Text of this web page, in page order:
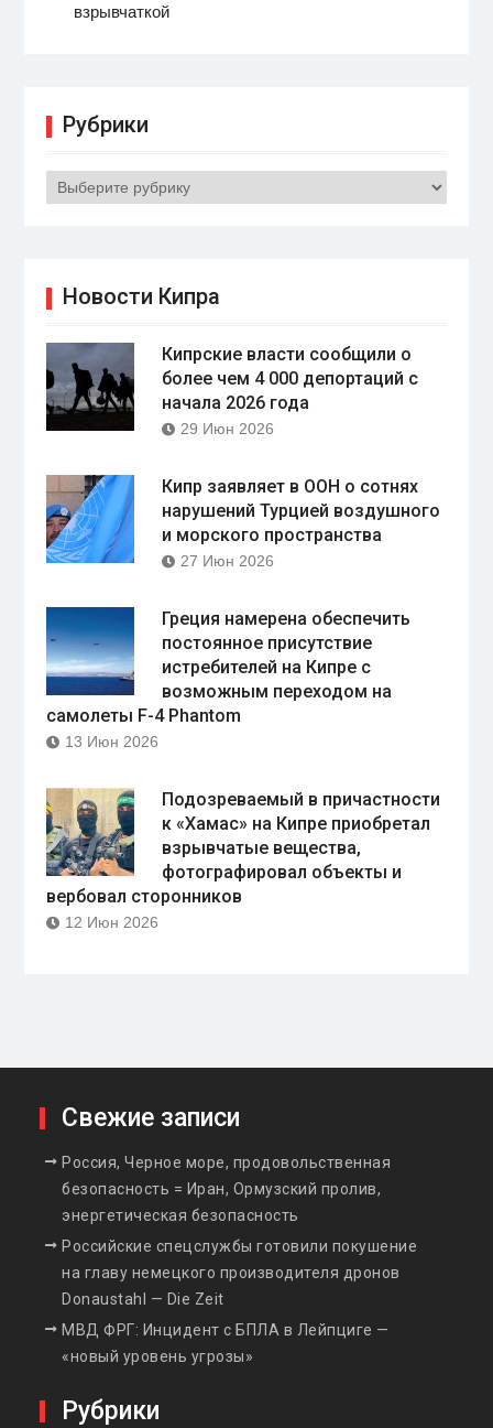
взрывчаткой
Рубрики
Рубрики
Новости Кипра
Кипрские власти сообщили о
более чем 4 000 депортаций с
начала 2026 года
29 Июн 2026
Кипр заявляет в ООН о сотнях
нарушений Турцией воздушного
и морского пространства
27 Июн 2026
Греция намерена обеспечить
постоянное присутствие
истребителей на Кипре с
возможным переходом на
самолеты F-4 Phantom
13 Июн 2026
Подозреваемый в причастности
к «Хамас» на Кипре приобретал
взрывчатые вещества,
фотографировал объекты и
вербовал сторонников
12 Июн 2026
Свежие записи
Россия, Черное море, продовольственная
безопасность = Иран, Ормузский пролив,
энергетическая безопасность
Российские спецслужбы готовили покушение
на главу немецкого производителя дронов
Donaustahl — Die Zeit
МВД ФРГ: Инцидент с БПЛА в Лейпциге —
«новый уровень угрозы»
Рубрики